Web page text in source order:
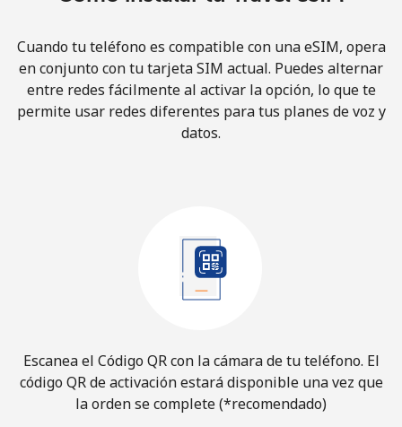
Cuando tu teléfono es compatible con una eSIM, opera
en conjunto con tu tarjeta SIM actual. Puedes alternar
entre redes fácilmente al activar la opción, lo que te
permite usar redes diferentes para tus planes de voz y
datos.
Escanea el Código QR con la cámara de tu teléfono. El
código QR de activación estará disponible una vez que
la orden se complete (*recomendado)